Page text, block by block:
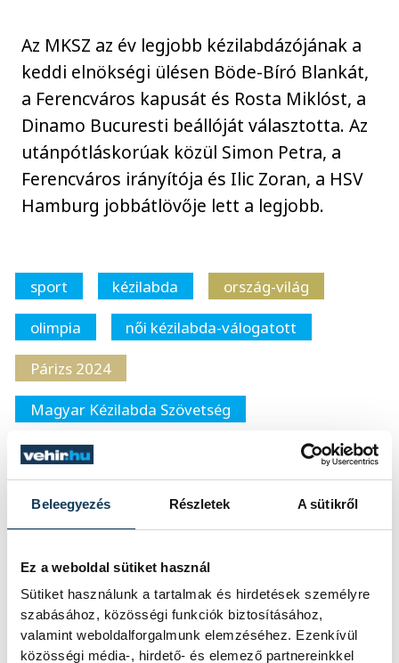
Beleegyezés Részletek A sütikről
Ez a weboldal sütiket használ
Sütiket használunk a tartalmak és hirdetések személyre
szabásához, közösségi funkciók biztosításához,
valamint weboldalforgalmunk elemzéséhez. Ezenkívül
közösségi média-, hirdető- és elemező partnereinkkel
Az MKSZ az év legjobb kézilabdázójának a
keddi elnökségi ülésen Böde-Bíró Blankát,
a Ferencváros kapusát és Rosta Miklóst, a
Dinamo Bucuresti beállóját választotta. Az
utánpótláskorúak közül Simon Petra, a
Ferencváros irányítója és Ilic Zoran, a HSV
Hamburg jobbátlövője lett a legjobb.
sport kézilabda
ország-világ
olimpia
női kézilabda-válogatott
Párizs 2024
Magyar Kézilabda Szövetség
Ilyés Ferenc
SZERZŐ
vehir.hu